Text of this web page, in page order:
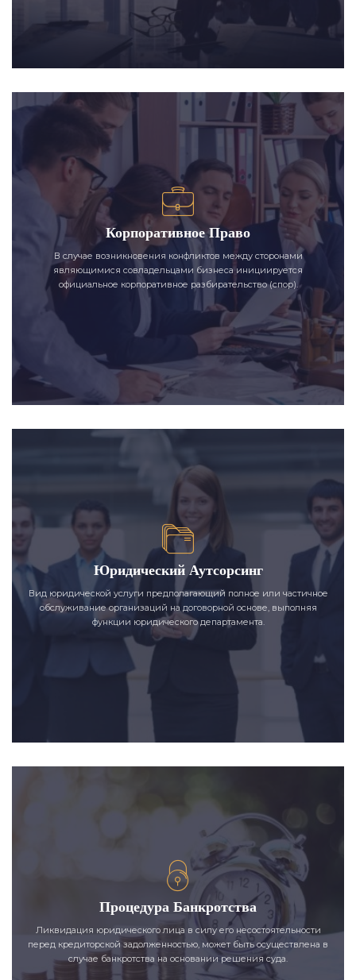
Корпоративное Право
В случае возникновения конфликтов между сторонами
являющимися совладельцами бизнеса инициируется
официальное корпоративное разбирательство (спор).
Юридический Аутсорсинг
Вид юридической услуги предполагающий полное или частичное
обслуживание организаций на договорной основе, выполняя
функции юридического департамента.
Процедура Банкротства
Ликвидация юридического лица в силу его несостоятельности
перед кредиторской задолженностью, может быть осуществлена в
случае банкротства на основании решения суда.